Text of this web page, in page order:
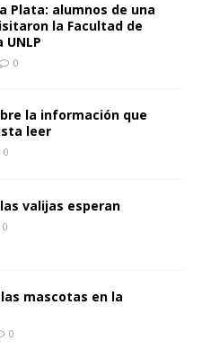
Plata: alumnos de una
la Facultad de
0
la información que
leer
0
valijas esperan
0
mascotas en la
0